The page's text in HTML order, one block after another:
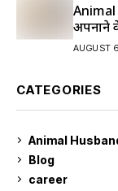
Animal
अपनाने
AUGUST
CATEGORIES
Animal
Blog
career